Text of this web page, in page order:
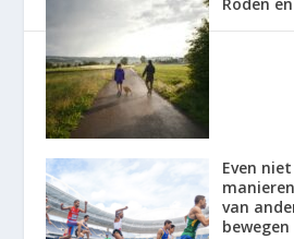
Even
van
bewegen